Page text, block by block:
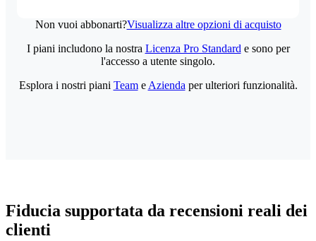
Non vuoi abbonarti?Visualizza altre opzioni di acquisto
I piani includono la nostra Licenza Pro Standard e sono per
l'accesso a utente singolo.
Esplora i nostri piani Teame Azienda per ulteriori funzionalità.
Fiducia supportata da recensioni reali dei
clienti